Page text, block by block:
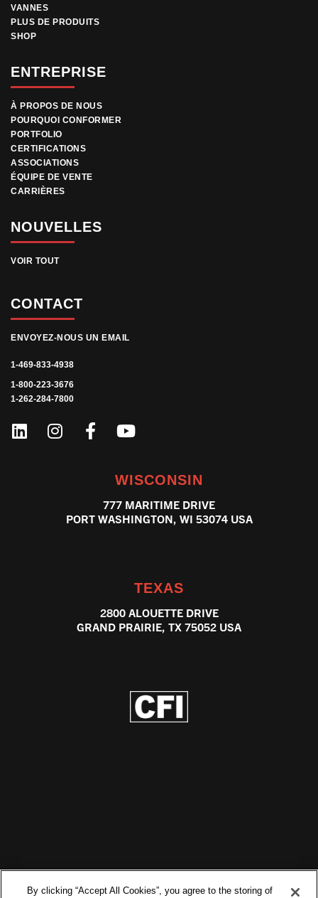
VANNES
PLUS DE PRODUITS
SHOP
ENTREPRISE
À PROPOS DE NOUS
POURQUOI CONFORMER
PORTFOLIO
CERTIFICATIONS
ASSOCIATIONS
ÉQUIPE DE VENTE
CARRIÈRES
NOUVELLES
VOIR TOUT
CONTACT
ENVOYEZ-NOUS UN EMAIL
1-469-833-4938
1-800-223-3676
1-262-284-7800
WISCONSIN
777 MARITIME DRIVE
PORT WASHINGTON, WI 53074 USA
TEXAS
2800 ALOUETTE DRIVE
GRAND PRAIRIE, TX 75052 USA
By clicking “Accept All Cookies”, you agree to the storing of